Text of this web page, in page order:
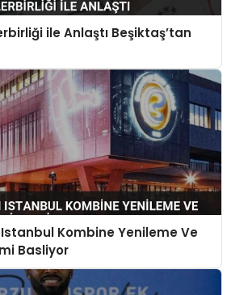
ile Anlaştı Beşiktaş’tan
Kombine Yenileme Ve
Basliyor